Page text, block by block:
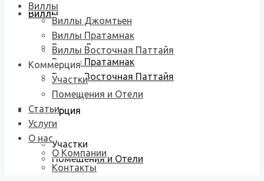
Виллы
Виллы Джомтьен
Виллы Пратамнак
Виллы Восточная Паттайя
Коммерция
Участки
Помещения и Отели
Виллы
Виллы Джомтьен
Виллы Пратамнак
Виллы Восточная Паттайя
Коммерция
Участки
Помещения и Отели
Статьи
Услуги
О нас
О Компании
Контакты